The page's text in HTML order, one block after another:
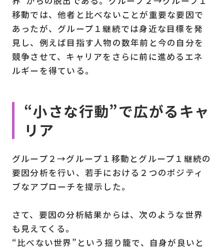
移動では、他者と比べないことが重要な要因で
あったが、グループ１継続では身近な目標を発
見し、例えば目指す人物の数年前と今の自分を
競争させて、キャリアをさらに前に進めるエネ
ルギーを得ている。
“小さな行動”で広がるキャ
リア
グループ２→グループ１移動とグループ１継続の
要因分析を行い、若手における２つのポジティ
ブなアプローチを提示した。
さて、要因の分析結果からは、次のような世界
も見えてくる。
“比べない世界”という揺り籠で、自身が良いと